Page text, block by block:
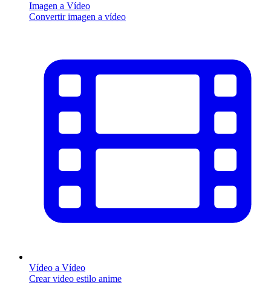
Imagen a Vídeo
Convertir imagen a vídeo
Vídeo a Vídeo
Crear video estilo anime